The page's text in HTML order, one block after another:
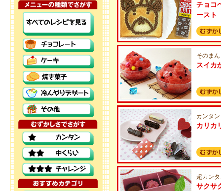
チョコ
ースト
そのまん
スイカ
カンタン
カリカ
超カン
サクサ